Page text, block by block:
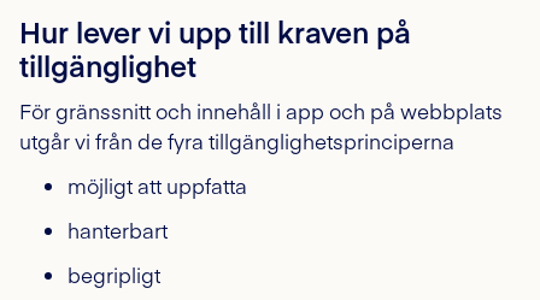
Hur lever vi upp till kraven på
tillgänglighet
För gränssnitt och innehåll i app och på webbplats
utgår vi från de fyra tillgänglighetsprinciperna
möjligt att uppfatta
hanterbart
begripligt